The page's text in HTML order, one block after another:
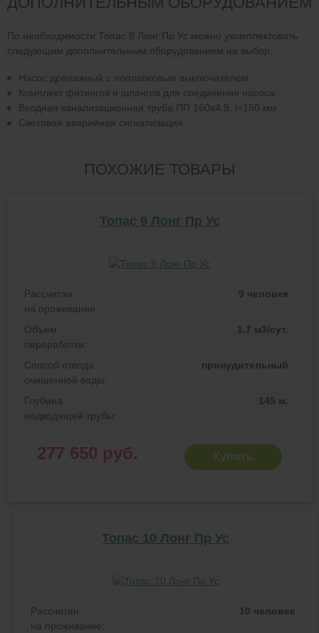
По необходимости Топас 8 Лонг Пр Ус можно укомплектовать
следующим дополнительным оборудованием на выбор:
Насос дренажный с поплавковым выключателем
Комплект фитингов и шлангов для соединения насоса
Входная канализационная труба ПП 160х4,9, l=150 мм
Световая аварийная сигнализация
ПОХОЖИЕ ТОВАРЫ
Топас 9 Лонг Пр Ус
Рассчитан
на проживание:
9 человек
Объем
переработки:
1.7 м3/сут.
Способ отвода
очищенной воды:
принудительный
Глубина
подводящей трубы:
145 м.
277 650 руб. Купить
Топас 10 Лонг Пр Ус
Рассчитан
на проживание:
10 человек